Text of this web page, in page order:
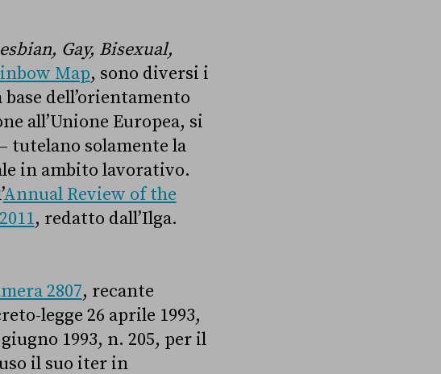
Gay, Bisexual,
Map, sono diversi i
dell’orientamento
all’Unione Europea, si
tutelano solamente la
in ambito lavorativo.
Annual Review of the
, redatto dall’Ilga.
2807, recante
legge 26 aprile 1993,
1993, n. 205, per il
il suo iter in